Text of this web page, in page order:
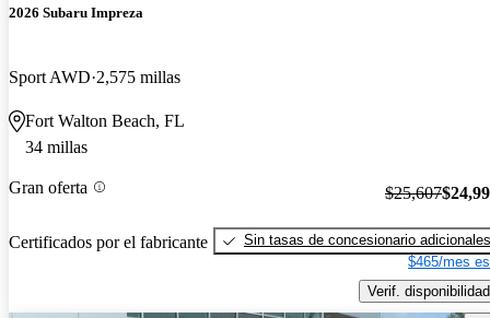
2026 Subaru Impreza
Sport AWD 2,575 millas
Fort Walton Beach, FL
34 millas
Gran oferta
Certificados por el fabricante
$25,607
Sin tasas de concesionario adicionales
$465/mes
Verif. disponibilidad